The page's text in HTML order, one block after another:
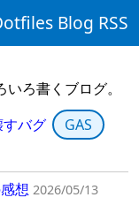
Blog RSS
ろ書くブログ。
バグ
GAS
想 2026/05/13